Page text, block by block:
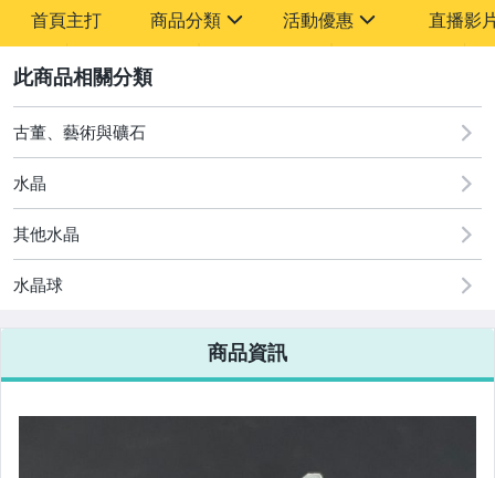
首頁主打 商品分類
其它
活動優惠
[全店] 周年慶
[全店] 粉絲專享
直播影
古董、藝術與礦石
水晶
其他水晶
水晶球
商品資訊